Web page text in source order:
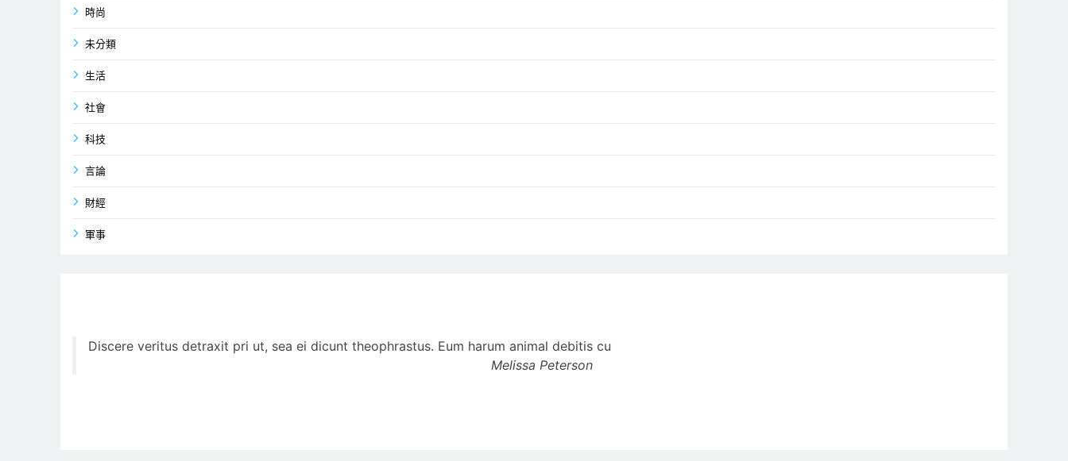
時尚
未分類
生活
社會
科技
言論
財經
軍事
Discere veritus detraxit pri ut, sea ei dicunt theophrastus. Eum harum animal debitis cu
Melissa Peterson